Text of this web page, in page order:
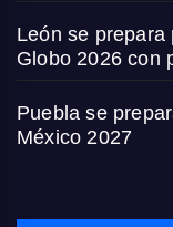
León se
Globo 2026 con
Puebla se
México 2027